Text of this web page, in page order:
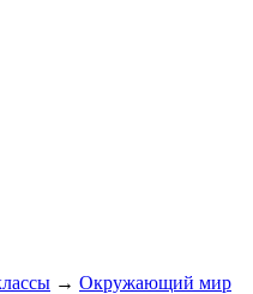
→ Окружающий мир